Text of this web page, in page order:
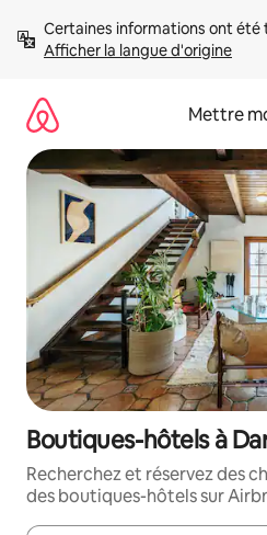
directement
Afficher la langue d'origine
Mettre
Boutiques-hôtels à
Recherchez et réservez des
des boutiques-hôtels sur